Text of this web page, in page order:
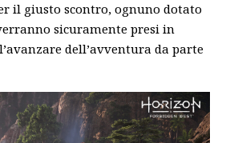
il giusto scontro, ognuno dotato
sicuramente presi in
dell’avventura da parte